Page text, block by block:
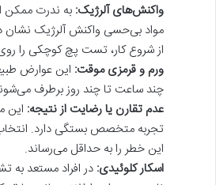
واکنش‌های آلرژیک: به ندرت ممکن
مواد بی‌حسی واکنش آلرژیک
از شروع کار، تست پچ کوچکی را
ورم و قرمزی موقت: این عوارض
چند ساعت تا چند روز برطرف
عدم تقارن یا رضایت از نتیجه: این
تجربه متخصص بستگی دارد. انتخاب
این خطر را به حداقل می‌رساند.
اسکار کلوئیدی: در افراد مستعد به